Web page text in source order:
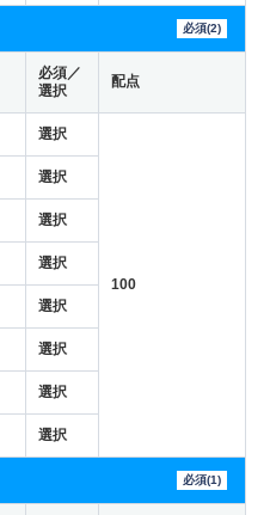
必須(2)
必須／
選択
配点
選択
100
選択
選択
選択
選択
選択
選択
選択
必須(1)